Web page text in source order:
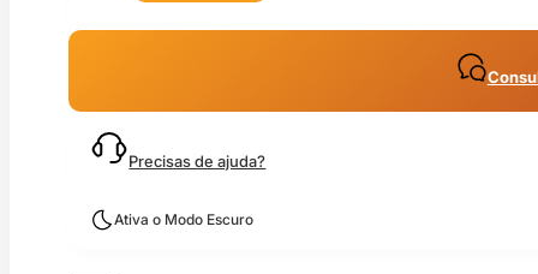
Precisas de ajuda?
Ativa o Modo Escuro